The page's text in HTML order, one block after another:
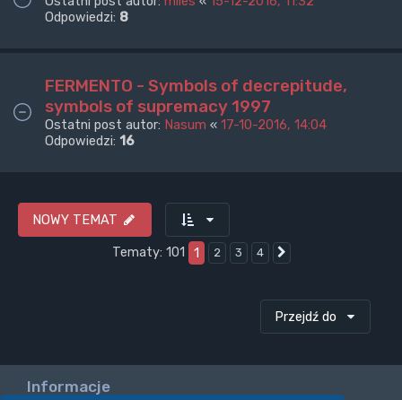
Odpowiedzi: 8
FERMENTO - Symbols of decrepitude,
symbols of supremacy 1997
Ostatni post autor: Nasum « 17-10-2016, 14:04
Odpowiedzi: 16
NOWY TEMAT
Tematy: 101
1 2 3 4
Przejdź do
Informacje